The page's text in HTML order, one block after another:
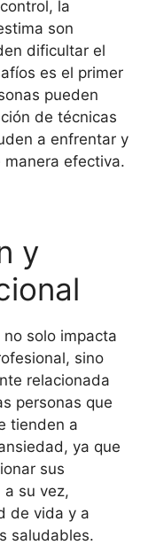
la
son
dificultar el
es el primer
pueden
de técnicas
a enfrentar y
efectiva.
y
solo impacta
sino
relacionada
personas que
tienden a
ya que
sus
a su vez,
de vida y a
saludables.